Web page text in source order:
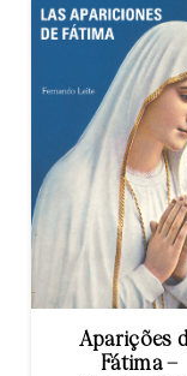
Aparições de
Fátima –